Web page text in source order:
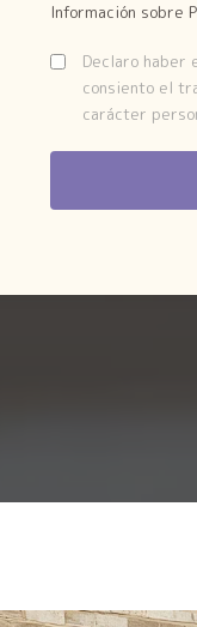
Información sobre
Declaro haber
consiento el
carácter